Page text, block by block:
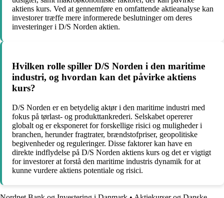
aktiens kurs. Ved at gennemføre en omfattende aktieanalyse kan
investorer træffe mere informerede beslutninger om deres
investeringer i D/S Norden aktien.
Hvilken rolle spiller D/S Norden i den maritime
industri, og hvordan kan det påvirke aktiens
kurs?
D/S Norden er en betydelig aktør i den maritime industri med
fokus på tørlast- og produkttankrederi. Selskabet opererer
globalt og er eksponeret for forskellige risici og muligheder i
branchen, herunder fragtrater, brændstofpriser, geopolitiske
begivenheder og reguleringer. Disse faktorer kan have en
direkte indflydelse på D/S Norden aktiens kurs og det er vigtigt
for investorer at forstå den maritime industris dynamik for at
kunne vurdere aktiens potentiale og risici.